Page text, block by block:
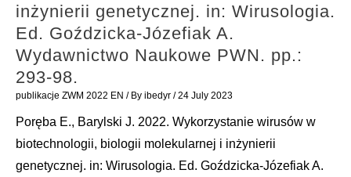
inżynierii genetycznej. in: Wirusologia.
Ed. Goździcka-Józefiak A.
Wydawnictwo Naukowe PWN. pp.:
293-98.
publikacje ZWM 2022 EN / By ibedyr /24 July 2023
Poręba E., Barylski J. 2022. Wykorzystanie wirusów w
biotechnologii, biologii molekularnej i inżynierii
genetycznej. in: Wirusologia. Ed. Goździcka-Józefiak A.